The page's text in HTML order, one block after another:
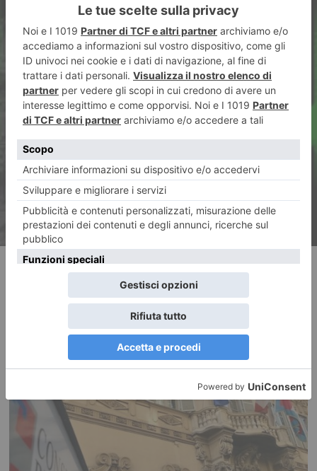
ARTICOLO SUCCESSIVO
La dittatura degli algoritmi o i
voti regalati dai prof
compiacenti?
RECENTI: